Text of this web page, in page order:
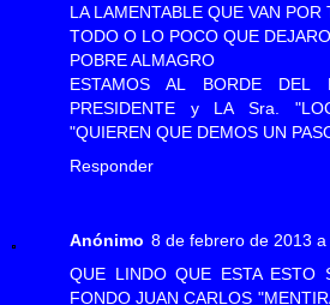
LA LAMENTABLE QUE VAN POR
TODO O LO POCO QUE
POBRE ALMAGRO
ESTAMOS AL BORDE DEL
PRESIDENTE y LA Sra.
"QUIEREN QUE DEMOS UN
Responder
Anónimo 8 de febrero de 2013 a
QUE LINDO QUE ESTA ESTO
FONDO JUAN CARLOS